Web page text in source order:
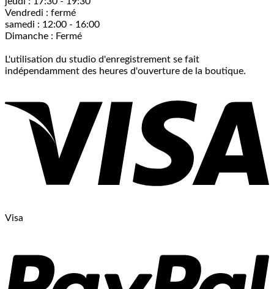
Vendredi : fermé
samedi : 12:00 - 16:00
Dimanche : Fermé
L'utilisation du studio d'enregistrement se fait
indépendamment des heures d'ouverture de la boutique.
Visa